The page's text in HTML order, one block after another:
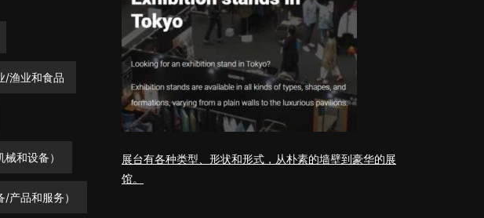
/渔业和食品
和设备）
产品和服务）
展台有各种类型、形状和形式，从朴素的墙壁到豪华的展
馆。